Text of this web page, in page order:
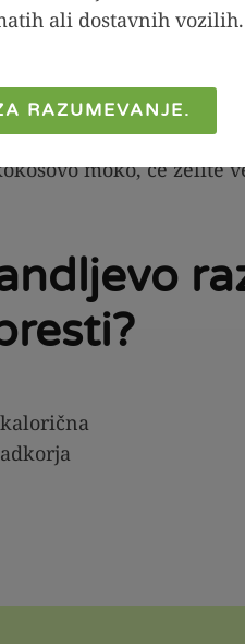
velja vedeti:
se pri pekihitreje
moki.
moko, če želite
ali dostavnih vozilih.
RAZUMEVANJE.